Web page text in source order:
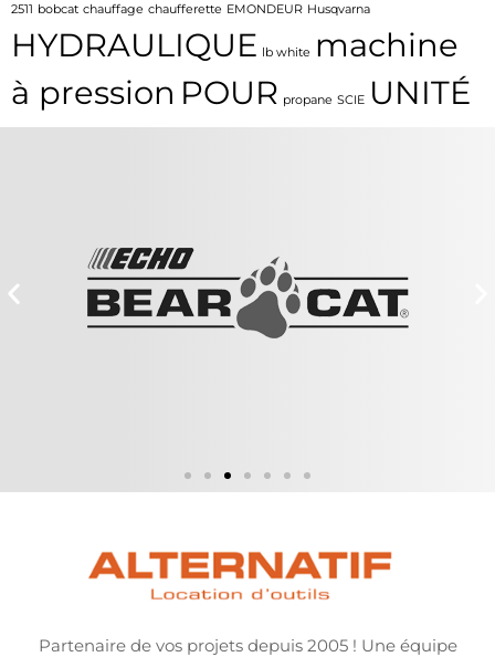
2511 bobcat chauffage chaufferette EMONDEUR Husqvarna
HYDRAULIQUE lb white machine
à pression POUR propane SCIE UNITÉ
Partenaire de vos projets depuis 2005 ! Une équipe